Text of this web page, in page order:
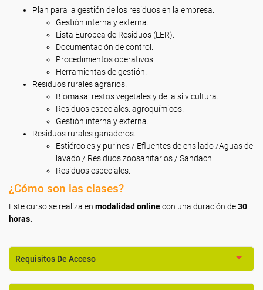
Plan para la gestión de los residuos en la empresa.
Gestión interna y externa.
Lista Europea de Residuos (LER).
Documentación de control.
Procedimientos operativos.
Herramientas de gestión.
Residuos rurales agrarios.
Biomasa: restos vegetales y de la silvicultura.
Residuos especiales: agroquímicos.
Gestión interna y externa.
Residuos rurales ganaderos.
Estiércoles y purines / Efluentes de ensilado /Aguas de
lavado / Residuos zoosanitarios / Sandach.
Residuos especiales.
¿Cómo son las clases?
Este curso se realiza en modalidad onlinecon una duración de30
horas.
Requisitos De Acceso